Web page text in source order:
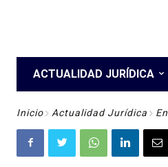
ACTUALIDAD JURÍDICA
Inicio Actualidad Jurídica